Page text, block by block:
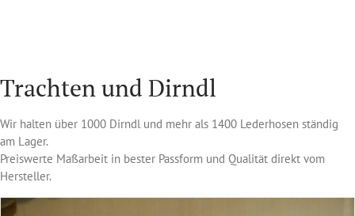
Trachten und Dirndl
Wir halten über 1000 Dirndl und mehr als 1400 Lederhosen ständig
am Lager.
Preiswerte Maßarbeit in bester Passform und Qualität direkt vom
Hersteller.